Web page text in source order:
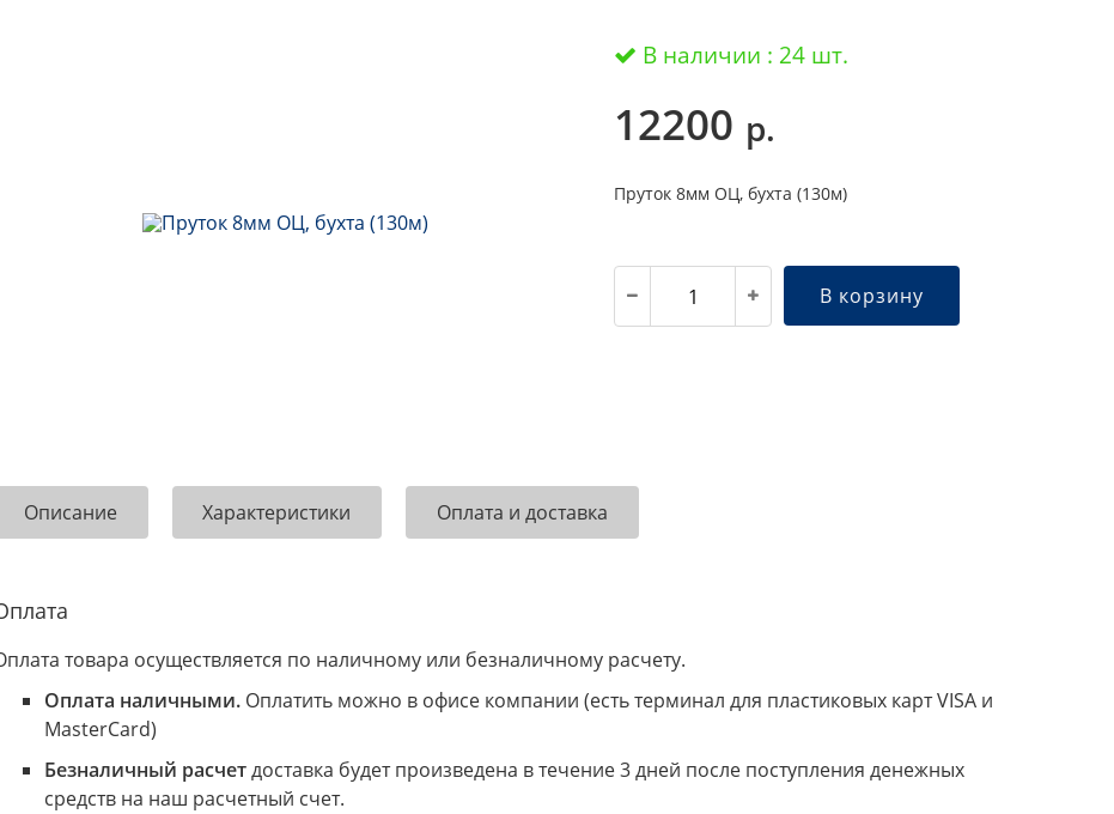
В наличии : 24 шт.
12200 р.
Пруток 8мм ОЦ, бухта (130м)
В корзину
Описание Характеристики Оплата и доставка
товара осуществляется по наличному или безналичному расчету.
Оплата наличными. Оплатить можно в офисе компании (есть терминал для пластиковых карт VISA и
MasterCard)
Безналичный расчетдоставка будет произведена в течение 3 дней после поступления денежных
средств на наш расчетный счет.